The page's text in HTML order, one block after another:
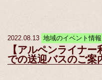
2022.08.13 地域のイベント情報
【アルペンライナ
での送迎バスのご案